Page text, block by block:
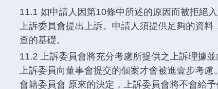
11.1 如申請人因第10條中所述的原因而被拒絕
上訴委員會提出上訴。申請人須提供足夠的資
查的基礎。
11.2 上訴委員會將充分考慮所提供之上訴理據
上訴委員向董事會提交的個案才會被進壹步考
會籍委員會 原來的決定，上訴委員會將不會給